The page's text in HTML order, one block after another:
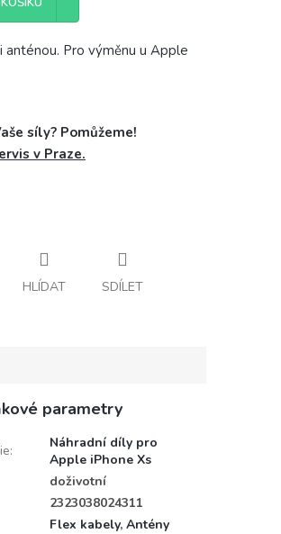
Pro výměnu u Apple
síly? Pomůžeme!
v Praze.
HLÍDAT SDÍLET
parametry
:
Náhradní díly pro
Apple iPhone Xs
doživotní
2323038024311
Flex kabely, Antény